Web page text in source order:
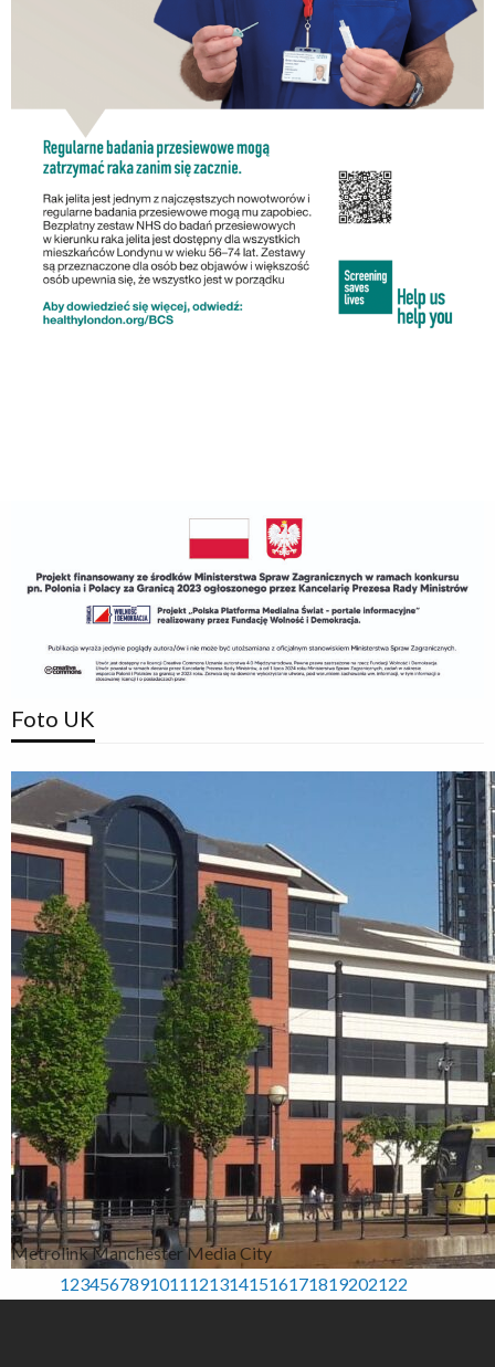
Foto UK
Metrolink Manchester Media City
12345678910111213141516171819202122